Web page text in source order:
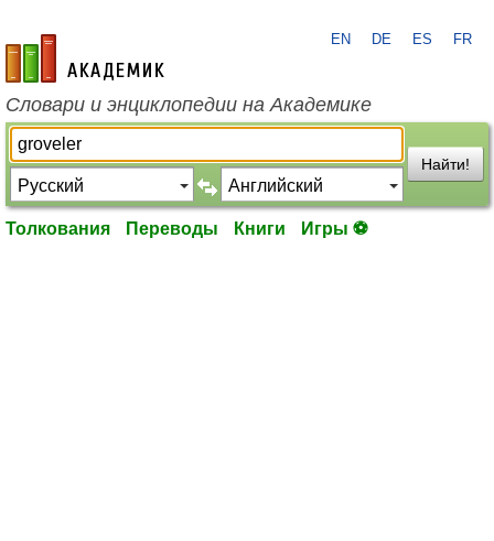
academic.ru
EN DE ES FR
Словари и энциклопедии на Академике
Найти!
Толкования Переводы Книги Игры ⚽